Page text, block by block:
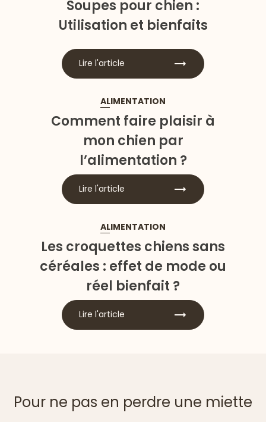
Soupes pour chien :
Utilisation et bienfaits
Lire l'article
ALIMENTATION
Comment faire plaisir à
mon chien par
l’alimentation ?
Lire l'article
ALIMENTATION
Les croquettes chiens sans
céréales : effet de mode ou
réel bienfait ?
Lire l'article
Pour ne pas en perdre une miette